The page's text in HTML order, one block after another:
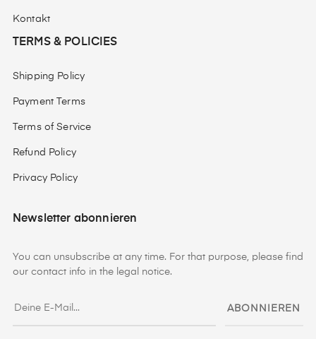
Kontakt
TERMS & POLICIES
Shipping Policy
Payment Terms
Terms of Service
Refund Policy
Privacy Policy
Newsletter abonnieren
You can unsubscribe at any time. For that purpose, please find
our contact info in the legal notice.
ABONNIEREN